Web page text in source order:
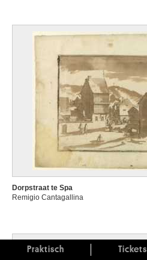
Dorpstraat te Spa
Remigio Cantagallina
Praktisch Tickets